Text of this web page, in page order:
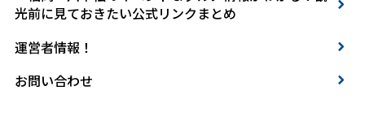
光前に見ておきたい公式リンクまとめ
運営者情報！
お問い合わせ